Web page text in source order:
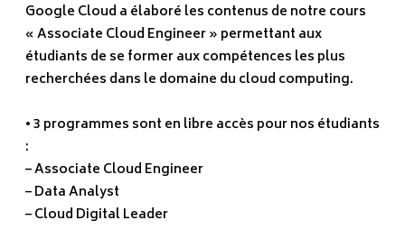
Google Cloud a élaboré les contenus de notre cours
« Associate Cloud Engineer » permettant aux
étudiants de se former aux compétences les plus
recherchées dans le domaine du cloud computing.
• 3 programmes sont en libre accès pour nos étudiants
:
– Associate Cloud Engineer
– Data Analyst
– Cloud Digital Leader